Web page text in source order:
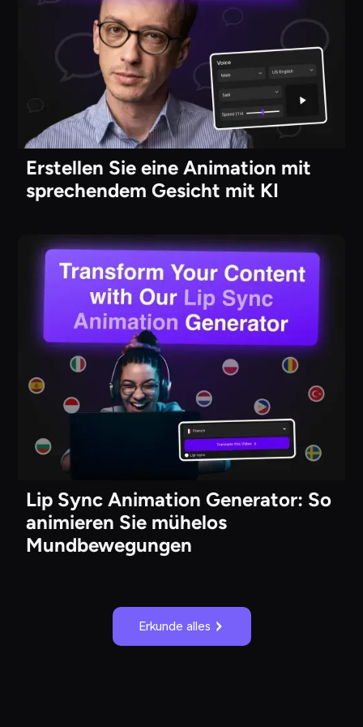
Erstellen Sie eine Animation mit
sprechendem Gesicht mit KI
Lip Sync Animation Generator: So
animieren Sie mühelos
Mundbewegungen
Erkunde alles